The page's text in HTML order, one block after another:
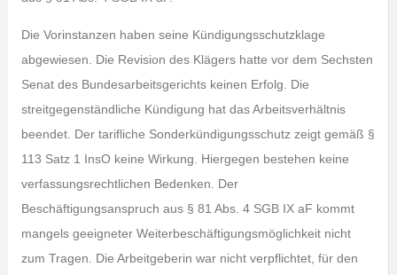
Die Vorinstanzen haben seine Kündigungsschutzklage
abgewiesen. Die Revision des Klägers hatte vor dem Sechsten
Senat des Bundesarbeitsgerichts keinen Erfolg. Die
streitgegenständliche Kündigung hat das Arbeitsverhältnis
beendet. Der tarifliche Sonderkündigungsschutz zeigt gemäß §
113 Satz 1 InsO keine Wirkung. Hiergegen bestehen keine
verfassungsrechtlichen Bedenken. Der
Beschäftigungsanspruch aus § 81 Abs. 4 SGB IX aF kommt
mangels geeigneter Weiterbeschäftigungsmöglichkeit nicht
zum Tragen. Die Arbeitgeberin war nicht verpflichtet, für den